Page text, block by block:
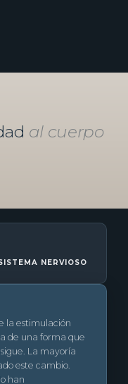
al cuerpo
NERVIOSO
la estimulación
de una forma que
La mayoría
este cambio.
han